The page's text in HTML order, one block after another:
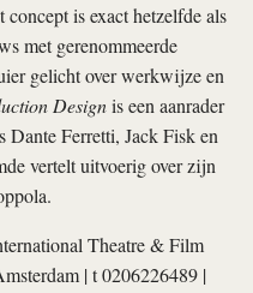
is exact hetzelfde als
met gerenommeerde
gelicht over werkwijze en
Designis een aanrader
Dante Ferretti, Jack Fisk en
vertelt uitvoerig over zijn
Theatre & Film
| t 0206226489 |